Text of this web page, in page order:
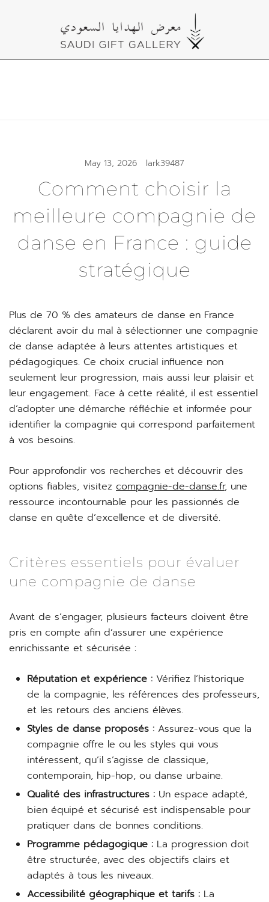
Cultural Gifts Made in Saudi Arabia معرض
May 13, 2026 lark39487
Comment choisir la
meilleure compagnie de
danse en France : guide
stratégique
Plus de 70 % des amateurs de danse en France
déclarent avoir du mal à sélectionner une compagnie
de danse adaptée à leurs attentes artistiques et
pédagogiques. Ce choix crucial influence non
seulement leur progression, mais aussi leur plaisir et
leur engagement. Face à cette réalité, il est essentiel
d’adopter une démarche réfléchie et informée pour
identifier la compagnie qui correspond parfaitement
à vos besoins.
Pour approfondir vos recherches et découvrir des
options fiables, visitez compagnie-de-danse.fr, une
ressource incontournable pour les passionnés de
danse en quête d’excellence et de diversité.
Critères essentiels pour évaluer
une compagnie de danse
Avant de s’engager, plusieurs facteurs doivent être
pris en compte afin d’assurer une expérience
enrichissante et sécurisée :
Réputation et expérience : Vérifiez l’historique
de la compagnie, les références des professeurs,
et les retours des anciens élèves.
Styles de danse proposés : Assurez-vous que la
compagnie offre le ou les styles qui vous
intéressent, qu’il s’agisse de classique,
contemporain, hip-hop, ou danse urbaine.
Qualité des infrastructures : Un espace adapté,
bien équipé et sécurisé est indispensable pour
pratiquer dans de bonnes conditions.
Programme pédagogique : La progression doit
être structurée, avec des objectifs clairs et
adaptés à tous les niveaux.
Accessibilité géographique et tarifs : La